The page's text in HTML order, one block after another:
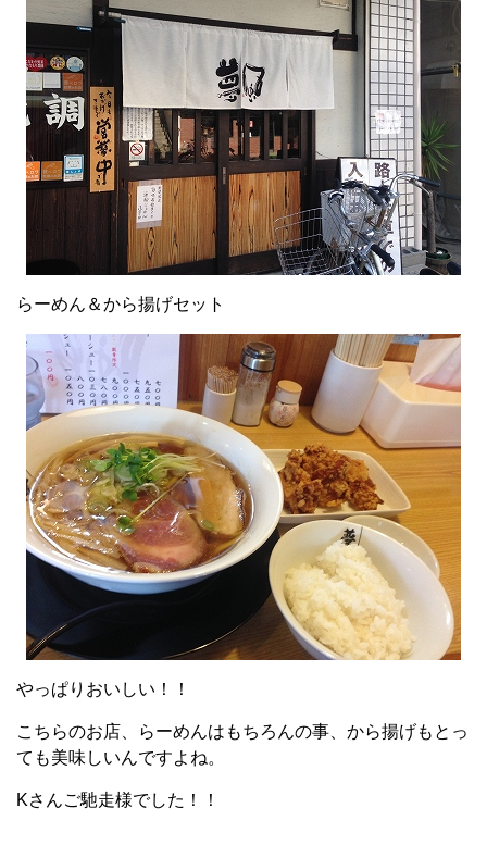
らーめん＆から揚げセット
やっぱりおいしい！！
こちらのお店、らーめんはもちろんの事、から揚げもとっ
ても美味しいんですよね。
Kさんご馳走様でした！！